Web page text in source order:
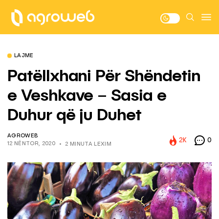
LAJME
Patëllxhani Për Shëndetin
e Veshkave – Sasia e
Duhur që ju Duhet
AGROWEB
12 NËNTOR, 2020
2 MINUTA LEXIM
2K 0